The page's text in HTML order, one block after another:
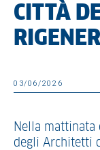
CITTÀ
03/06/2026
Nella mattinata
degli Architetti